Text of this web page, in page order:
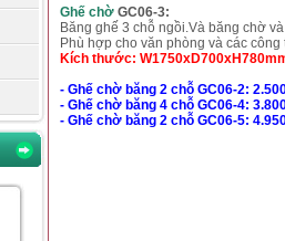
Ghế chờ GC06-3:
Băng ghế 3 chỗ ngồi.Và băng chờ
Phù hợp cho văn phòng và các
Kích thước:
- Ghế chờ băng 2 chỗ GC06-2:
- Ghế chờ băng 4 chỗ GC06-4:
- Ghế chờ băng 2 chỗ GC06-5: